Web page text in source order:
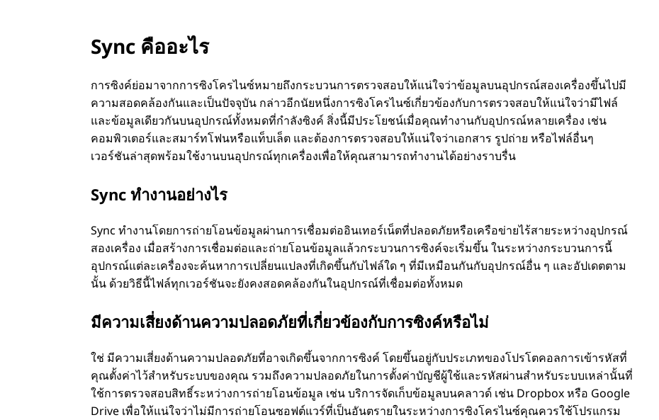
Sync คืออะไร
การซิงค์ย่อมาจากการซิงโครไนซ์หมายถึงกระบวนการตรวจสอบให้แน่ใจว่าข้อมูลบนอุปกรณ์สองเครื่องขึ้นไปมี
ความสอดคล้องกันและเป็นปัจจุบัน กล่าวอีกนัยหนึ่งการซิงโครไนซ์เกี่ยวข้องกับการตรวจสอบให้แน่ใจว่ามีไฟล์
และข้อมูลเดียวกันบนอุปกรณ์ทั้งหมดที่กําลังซิงค์ สิ่งนี้มีประโยชน์เมื่อคุณทํางานกับอุปกรณ์หลายเครื่อง เช่น
คอมพิวเตอร์และสมาร์ทโฟนหรือแท็บเล็ต และต้องการตรวจสอบให้แน่ใจว่าเอกสาร รูปถ่าย หรือไฟล์อื่นๆ
เวอร์ชันล่าสุดพร้อมใช้งานบนอุปกรณ์ทุกเครื่องเพื่อให้คุณสามารถทํางานได้อย่างราบรื่น
Sync ทํางานอย่างไร
Sync ทํางานโดยการถ่ายโอนข้อมูลผ่านการเชื่อมต่ออินเทอร์เน็ตที่ปลอดภัยหรือเครือข่ายไร้สายระหว่างอุปกรณ์
สองเครื่อง เมื่อสร้างการเชื่อมต่อและถ่ายโอนข้อมูลแล้วกระบวนการซิงค์จะเริ่มขึ้น ในระหว่างกระบวนการนี้
อุปกรณ์แต่ละเครื่องจะค้นหาการเปลี่ยนแปลงที่เกิดขึ้นกับไฟล์ใด ๆ ที่มีเหมือนกันกับอุปกรณ์อื่น ๆ และอัปเดตตาม
นั้น ด้วยวิธีนี้ไฟล์ทุกเวอร์ชันจะยังคงสอดคล้องกันในอุปกรณ์ที่เชื่อมต่อทั้งหมด
มีความเสี่ยงด้านความปลอดภัยที่เกี่ยวข้องกับการซิงค์หรือไม่
ใช่ มีความเสี่ยงด้านความปลอดภัยที่อาจเกิดขึ้นจากการซิงค์ โดยขึ้นอยู่กับประเภทของโปรโตคอลการเข้ารหัสที่
คุณตั้งค่าไว้สําหรับระบบของคุณ รวมถึงความปลอดภัยในการตั้งค่าบัญชีผู้ใช้และรหัสผ่านสําหรับระบบเหล่านั้นที่
ใช้การตรวจสอบสิทธิ์ระหว่างการถ่ายโอนข้อมูล เช่น บริการจัดเก็บข้อมูลบนคลาวด์ เช่น Dropbox หรือ Google
Drive เพื่อให้แน่ใจว่าไม่มีการถ่ายโอนซอฟต์แวร์ที่เป็นอันตรายในระหว่างการซิงโครไนซ์คุณควรใช้โปรแกรม